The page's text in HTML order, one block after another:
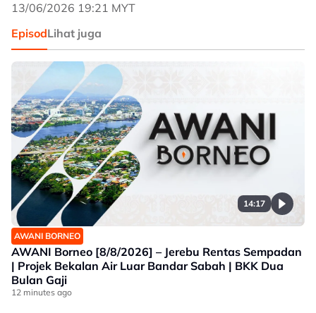
13/06/2026 19:21 MYT
EpisodLihat juga
14:17
AWANI BORNEO
AWANI Borneo [8/8/2026] – Jerebu Rentas Sempadan
| Projek Bekalan Air Luar Bandar Sabah | BKK Dua
Bulan Gaji
12 minutes ago